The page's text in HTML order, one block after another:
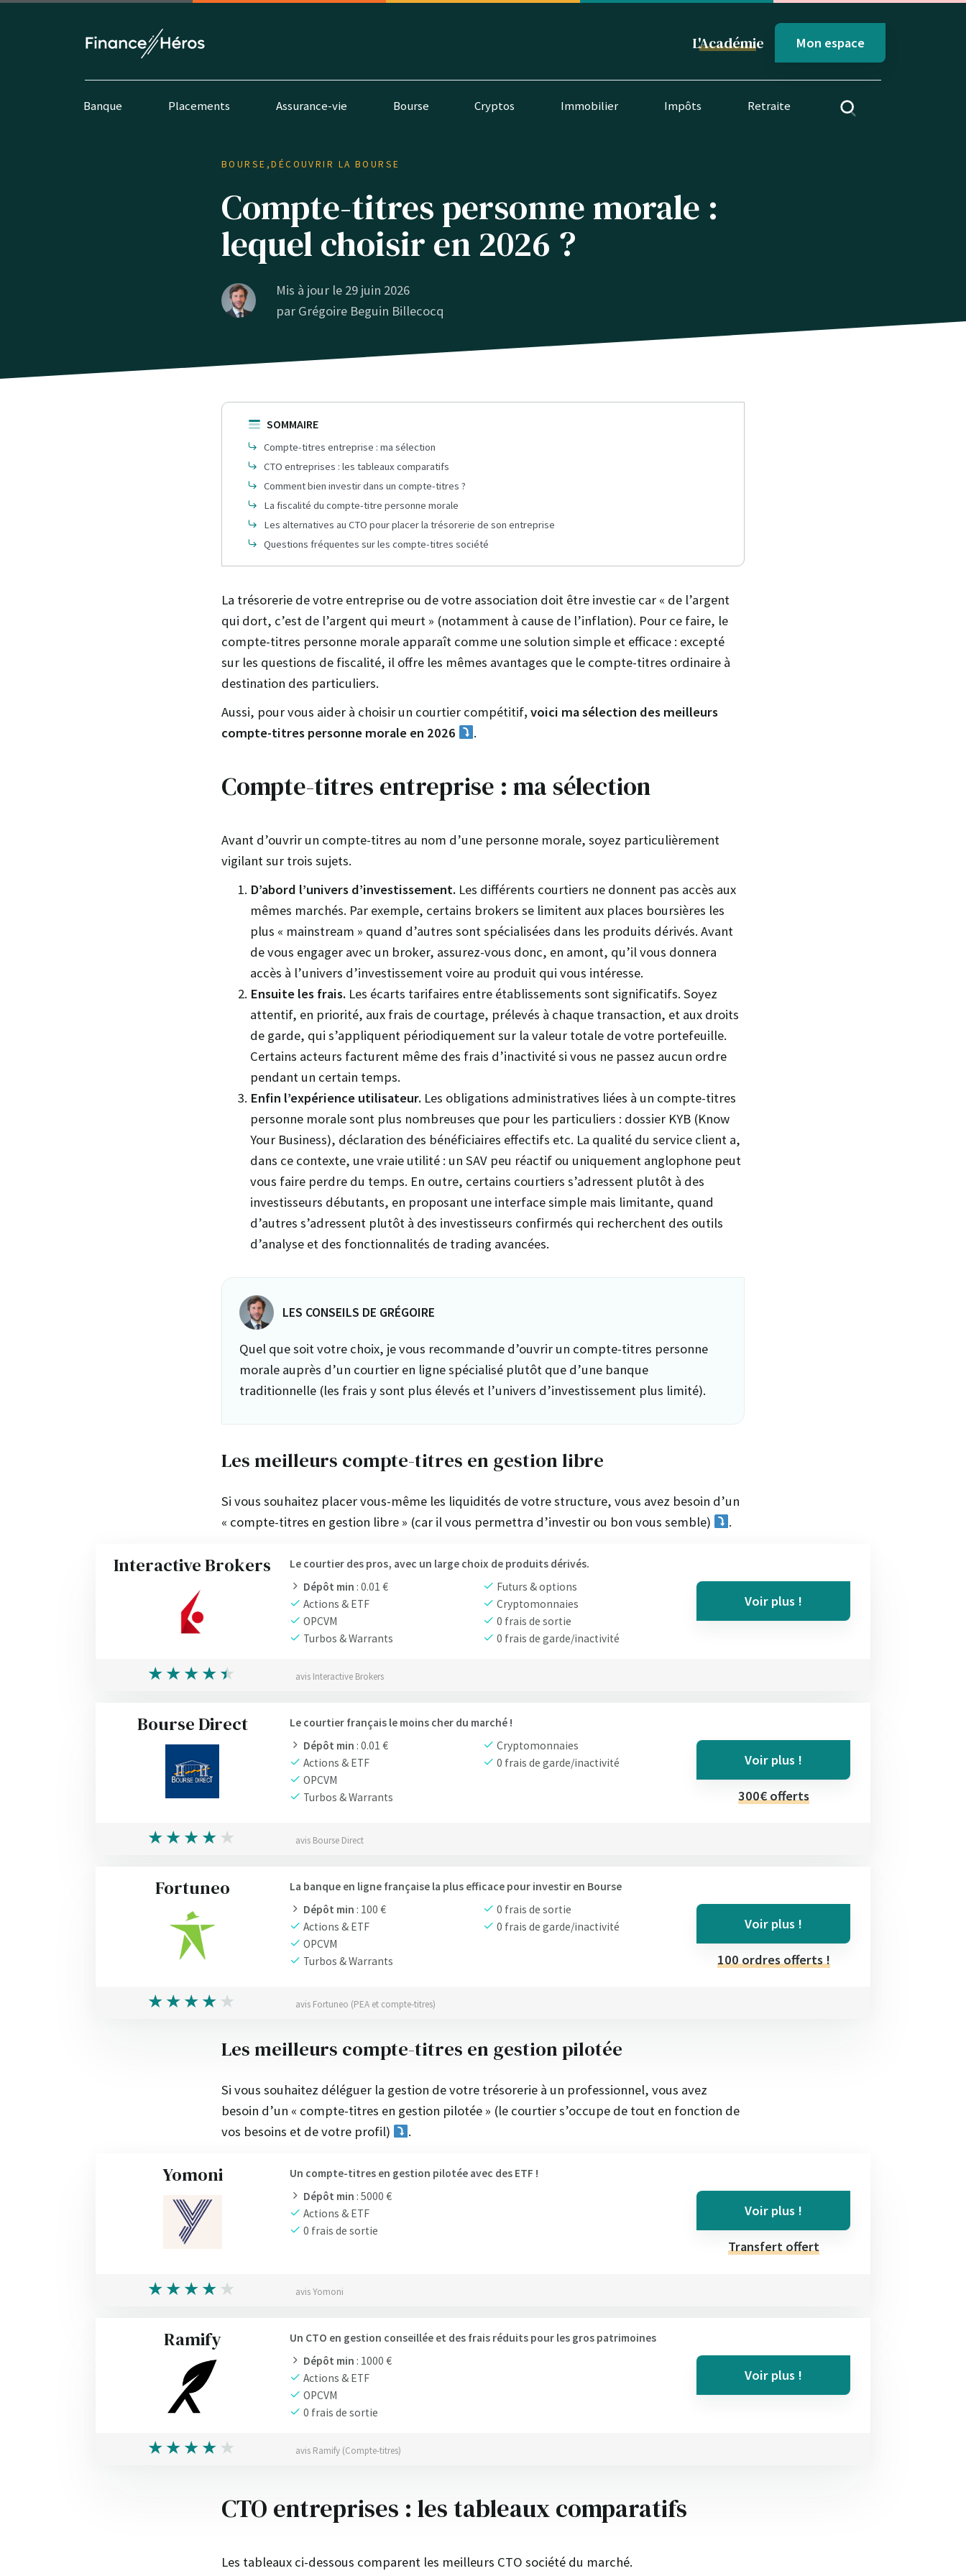
L'Académie Mon espace
Banque Placements Assurance-vie Bourse Cryptos Immobilier Impôts Retraite
BOURSE ,DÉCOUVRIR LA BOURSE
Compte-titres personne morale :
lequel choisir en 2026 ?
Mis à jour le 29 juin 2026
par Grégoire Beguin Billecocq
SOMMAIRE
Compte-titres entreprise : ma sélection
CTO entreprises : les tableaux comparatifs
Comment bien investir dans un compte-titres ?
La fiscalité du compte-titre personne morale
Les alternatives au CTO pour placer la trésorerie de son entreprise
Questions fréquentes sur les compte-titres société
La trésorerie de votre entreprise ou de votre association doit être investie car « de l’argent
qui dort, c’est de l’argent qui meurt » (notamment à cause de l’inflation). Pour ce faire, le
compte-titres personne morale apparaît comme une solution simple et efficace : excepté
sur les questions de fiscalité, il offre les mêmes avantages que le compte-titres ordinaire à
destination des particuliers.
Aussi, pour vous aider à choisir un courtier compétitif, voici ma sélection des meilleurs
compte-titres personne morale en 2026
.
Compte-titres entreprise : ma sélection
Avant d’ouvrir un compte-titres au nom d’une personne morale, soyez particulièrement
vigilant sur trois sujets.
D’abord l’univers d’investissement. Les différents courtiers ne donnent pas accès aux
mêmes marchés. Par exemple, certains brokers se limitent aux places boursières les
plus « mainstream » quand d’autres sont spécialisées dans les produits dérivés. Avant
de vous engager avec un broker, assurez-vous donc, en amont, qu’il vous donnera
accès à l’univers d’investissement voire au produit qui vous intéresse.
Ensuite les frais. Les écarts tarifaires entre établissements sont significatifs. Soyez
attentif, en priorité, aux frais de courtage, prélevés à chaque transaction, et aux droits
de garde, qui s’appliquent périodiquement sur la valeur totale de votre portefeuille.
Certains acteurs facturent même des frais d’inactivité si vous ne passez aucun ordre
pendant un certain temps.
Enfin l’expérience utilisateur. Les obligations administratives liées à un compte-titres
personne morale sont plus nombreuses que pour les particuliers : dossier KYB (Know
Your Business), déclaration des bénéficiaires effectifs etc. La qualité du service client a,
dans ce contexte, une vraie utilité : un SAV peu réactif ou uniquement anglophone peut
vous faire perdre du temps. En outre, certains courtiers s’adressent plutôt à des
investisseurs débutants, en proposant une interface simple mais limitante, quand
d’autres s’adressent plutôt à des investisseurs confirmés qui recherchent des outils
d’analyse et des fonctionnalités de trading avancées.
LES CONSEILS DE GRÉGOIRE
Quel que soit votre choix, je vous recommande d’ouvrir un compte-titres personne
morale auprès d’un courtier en ligne spécialisé plutôt que d’une banque
traditionnelle (les frais y sont plus élevés et l’univers d’investissement plus limité).
Les meilleurs compte-titres en gestion libre
Si vous souhaitez placer vous-même les liquidités de votre structure, vous avez besoin d’un
« compte-titres en gestion libre » (car il vous permettra d’investir ou bon vous semble)
.
Interactive Brokers
Le courtier des pros, avec un large choix de produits dérivés.
Dépôt min : 0.01 €
Actions & ETF
OPCVM
Turbos & Warrants
Futurs & options
Cryptomonnaies
0 frais de sortie
0 frais de garde/inactivité
Voir plus !
avis Interactive Brokers
Bourse Direct
Le courtier français le moins cher du marché !
Dépôt min : 0.01 €
Actions & ETF
OPCVM
Turbos & Warrants
Cryptomonnaies
0 frais de garde/inactivité
Voir plus !
300€ offerts
avis Bourse Direct
Fortuneo
La banque en ligne française la plus efficace pour investir en Bourse
Dépôt min : 100 €
Actions & ETF
OPCVM
Turbos & Warrants
0 frais de sortie
0 frais de garde/inactivité
Voir plus !
100 ordres offerts !
avis Fortuneo (PEA et compte-titres)
Les meilleurs compte-titres en gestion pilotée
Si vous souhaitez déléguer la gestion de votre trésorerie à un professionnel, vous avez
besoin d’un « compte-titres en gestion pilotée » (le courtier s’occupe de tout en fonction de
vos besoins et de votre profil)
.
Yomoni
Un compte-titres en gestion pilotée avec des ETF !
Dépôt min : 5000 €
Actions & ETF
0 frais de sortie
Voir plus !
Transfert offert
avis Yomoni
Ramify
Un CTO en gestion conseillée et des frais réduits pour les gros patrimoines
Dépôt min : 1000 €
Actions & ETF
OPCVM
0 frais de sortie
Voir plus !
avis Ramify (Compte-titres)
CTO entreprises : les tableaux comparatifs
Les tableaux ci-dessous comparent les meilleurs CTO société du marché.